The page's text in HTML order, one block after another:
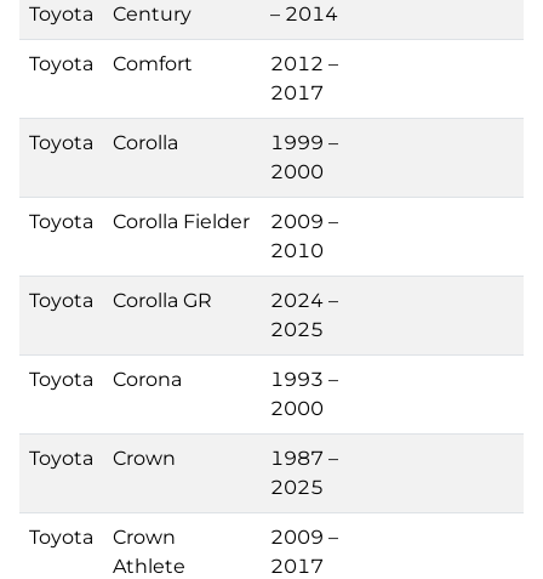
Toyota Century – 2014
Toyota Comfort
2012 –
2017
Toyota Corolla
1999 –
2000
Toyota Corolla Fielder
2009 –
2010
Toyota Corolla GR
2024 –
2025
Toyota Corona
1993 –
2000
Toyota Crown
1987 –
2025
Toyota
Crown
Athlete
2009 –
2017